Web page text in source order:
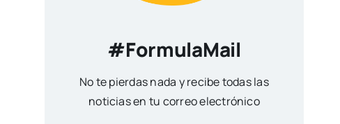
#FormulaMail
No te pierdas nada y recibe todas las
noticias en tu correo electrónico